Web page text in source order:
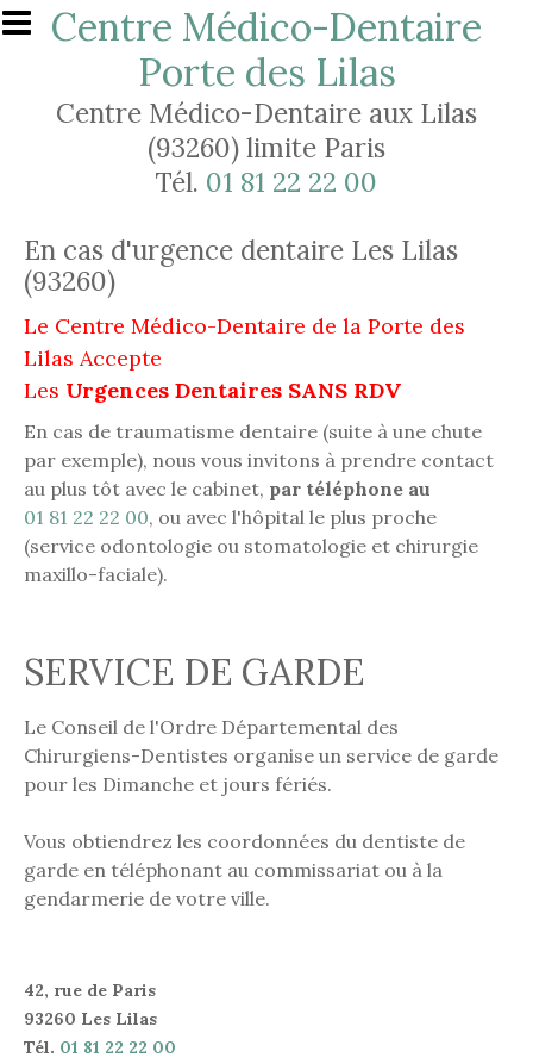
Aller au contenu principal
Centre Médico-Dentaire
Porte des Lilas
Centre Médico-Dentaire aux Lilas
(93260) limite Paris
Tél. 01 81 22 22 00
En cas d'urgence dentaire Les Lilas
(93260)
Le Centre Médico-Dentaire de la Porte des
Lilas Accepte
Les Urgences Dentaires SANS RDV
En cas de traumatisme dentaire (suite à une chute
par exemple), nous vous invitons à prendre contact
au plus tôt avec le cabinet, par téléphone au
01 81 22 22 00, ou avec l'hôpital le plus proche
(service odontologie ou stomatologie et chirurgie
maxillo-faciale).
SERVICE DE GARDE
Le Conseil de l'Ordre Départemental des
Chirurgiens-Dentistes organise un service de garde
pour les Dimanche et jours fériés.
Vous obtiendrez les coordonnées du dentiste de
garde en téléphonant au commissariat ou à la
gendarmerie de votre ville.
42, rue de Paris
93260 Les Lilas
Tél. 01 81 22 22 00